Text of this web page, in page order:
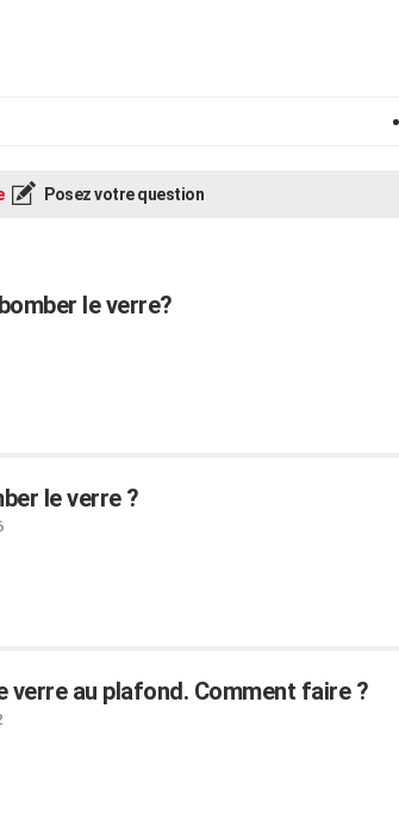
Posez votre question
le verre?
le verre ?
verre au plafond. Comment faire ?